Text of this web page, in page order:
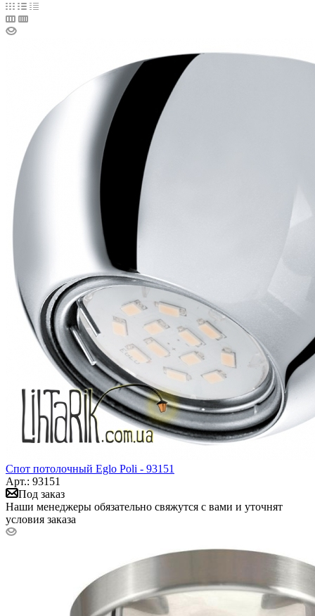
Спот потолочный Eglo Poli - 93151
Арт.: 93151
Под заказ
Наши менеджеры обязательно свяжутся с вами и уточнят
условия заказа